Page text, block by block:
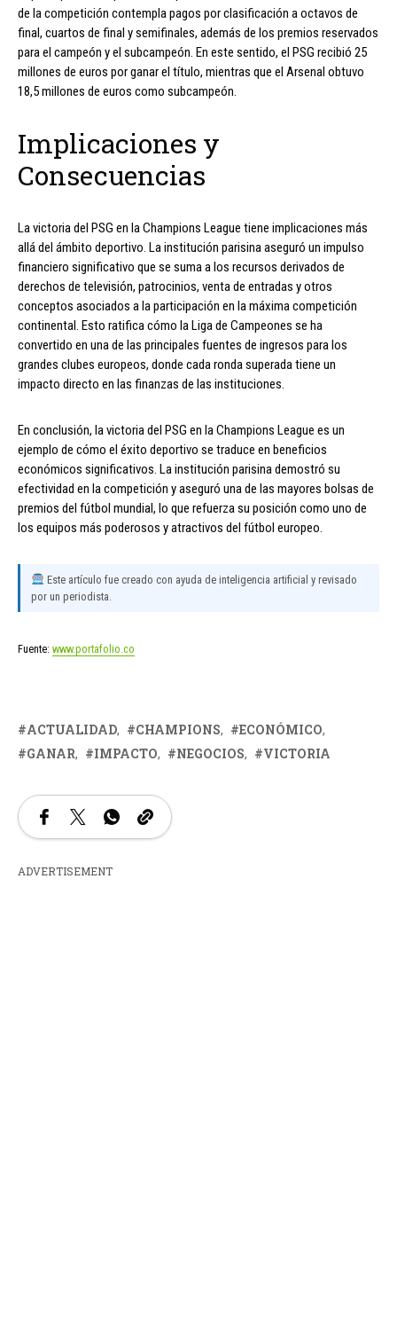
de la competición contempla pagos por clasificación a octavos de
final, cuartos de final y semifinales, además de los premios reservados
para el campeón y el subcampeón. En este sentido, el PSG recibió 25
millones de euros por ganar el título, mientras que el Arsenal obtuvo
18,5 millones de euros como subcampeón.
Implicaciones y
Consecuencias
La victoria del PSG en la Champions League tiene implicaciones más
allá del ámbito deportivo. La institución parisina aseguró un impulso
financiero significativo que se suma a los recursos derivados de
derechos de televisión, patrocinios, venta de entradas y otros
conceptos asociados a la participación en la máxima competición
continental. Esto ratifica cómo la Liga de Campeones se ha
convertido en una de las principales fuentes de ingresos para los
grandes clubes europeos, donde cada ronda superada tiene un
impacto directo en las finanzas de las instituciones.
En conclusión, la victoria del PSG en la Champions League es un
ejemplo de cómo el éxito deportivo se traduce en beneficios
económicos significativos. La institución parisina demostró su
efectividad en la competición y aseguró una de las mayores bolsas de
premios del fútbol mundial, lo que refuerza su posición como uno de
los equipos más poderosos y atractivos del fútbol europeo.
Este artículo fue creado con ayuda de inteligencia artificial y revisado
por un periodista.
Fuente: www.portafolio.co
ACTUALIDAD CHAMPIONS
ECONÓMICO
GANAR
IMPACTO NEGOCIOS VICTORIA
ADVERTISEMENT